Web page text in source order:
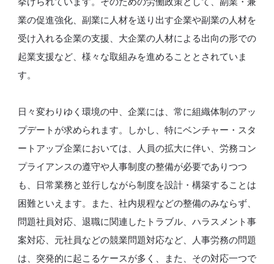
業の促進強化、副業に人材を送り出す企業や副業の人材を
受け入れる企業の支援、大企業の人材による出向の形での
起業支援など、様々な取組みを進めることとされていま
す。
日々変わりゆく環境の中、企業には、常に組織体制のアッ
プデートが求められます。しかし、特にベンチャー・スタ
ートアップ企業においては、人員の拡大に伴い、労務コン
プライアンスの遵守や人事制度の整備が必要でありつつ
も、日常業務と並行しながら制度を設計・構築することは
困難といえます。また、社内規程などの整備のみならず、
問題社員対応、退職に関連したトラブル、ハラスメント事
案対応、元社員などの競業問題対応など、人事労務の問題
は、突発的に起こるケースが多く、また、その対応一つで